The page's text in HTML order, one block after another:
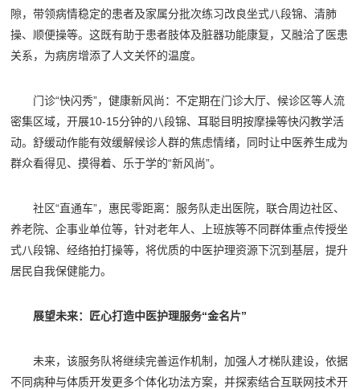
隙，带领病情稳定的患者及家属分批次练习改良坐式八段锦、清肺
操、顺便操等。这既有助于患者肢体及脏器功能康复，又融洽了医患
关系，为病房增添了人文关怀的温度。
门诊“快闪秀”，健康新风尚：不定期在门诊大厅、候诊区等人流
密集区域，开展10-15分钟的八段锦、耳聪目明按摩操等快闪教学活
动。舒缓动作能有效缓解候诊人群的焦虑情绪，同时让中医养生成为
群众看得见、摸得着、乐于学的“新风尚”。
社区“直通车”，惠民零距离：服务队走出医院，联合周边社区、
养老院、企事业单位等，针对老年人、上班族等不同群体重点传授坐
式八段锦、经络拍打操等，将优质的中医护理资源下沉到基层，提升
居民自我保健能力。
展望未来：匠心打造中医护理服务“金名片”
未来，该服务队将继续完善运作机制，加强人才梯队建设，依据
不同病种与体质开发更多个体化功法方案，并探索结合互联网技术开